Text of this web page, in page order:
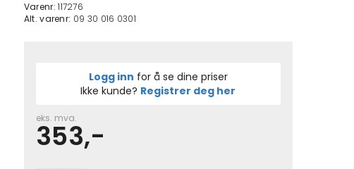
Varenr:117276
Alt. varenr: 09 30 016 0301
Logg inn for å se dine priser
Ikke kunde? Registrer deg her
eks. mva.
353,-